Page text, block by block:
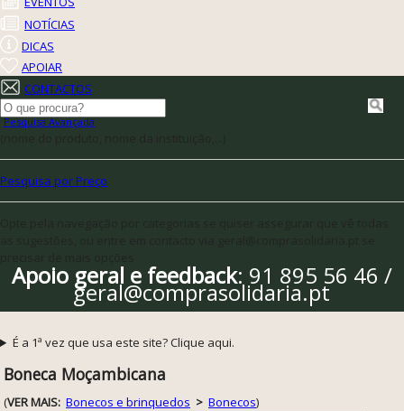
NOTÍCIAS
DICAS
APOIAR
CONTACTOS
Pesquisa Avançada
Pesquisa por Preço
Apoio geral e feedback: 91 895 56 46 /
geral@comprasolidaria.pt
É a 1ª vez que usa este site? Clique aqui.
Boneca Moçambicana
(VER MAIS: Bonecos e brinquedos > Bonecos)